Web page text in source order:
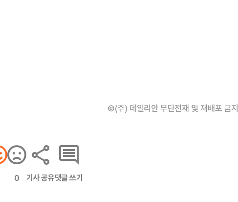
©(주) 데일리안 무단전재 및 재배포 금지
0 기사 공유댓글 쓰기